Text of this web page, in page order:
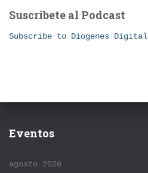
Suscribete al Podcast
Subscribe to Diogenes Digital
Eventos
agosto 2026